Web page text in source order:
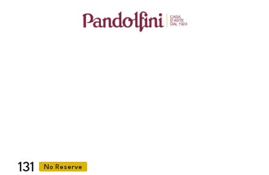
131